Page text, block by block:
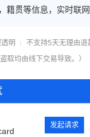
籍贯等信息，实时联
明
不支持5天无理由退
取均由线下交易导致。）
发起请求